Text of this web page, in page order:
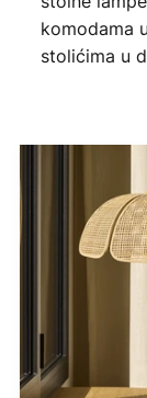
komodama
stolićima u